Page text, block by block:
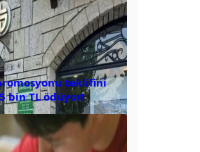
teklifini
bin TL ödüyor!